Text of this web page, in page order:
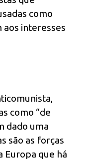
como
aos interesses
como “de
dado uma
são as forças
Europa que há